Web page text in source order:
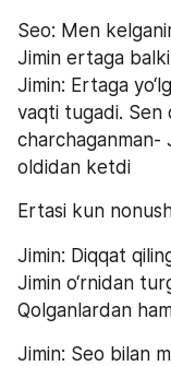
Seo: Men
Jimin ertaga
Jimin: Ertaga
vaqti tugadi. Sen
charchaganman-
oldidan ketdi
Ertasi kun
Jimin: Diqqat
Jimin o‘rnidan
Qolganlardan
Jimin: Seo bilan